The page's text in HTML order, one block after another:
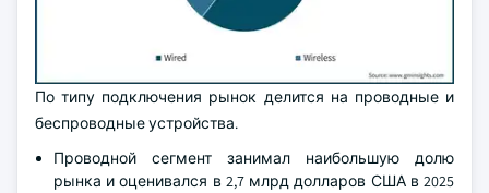
По типу подключения рынок делится на проводные и
беспроводные устройства.
Проводной сегмент занимал наибольшую долю
рынка и оценивался в 2,7 млрд долларов США в 2025